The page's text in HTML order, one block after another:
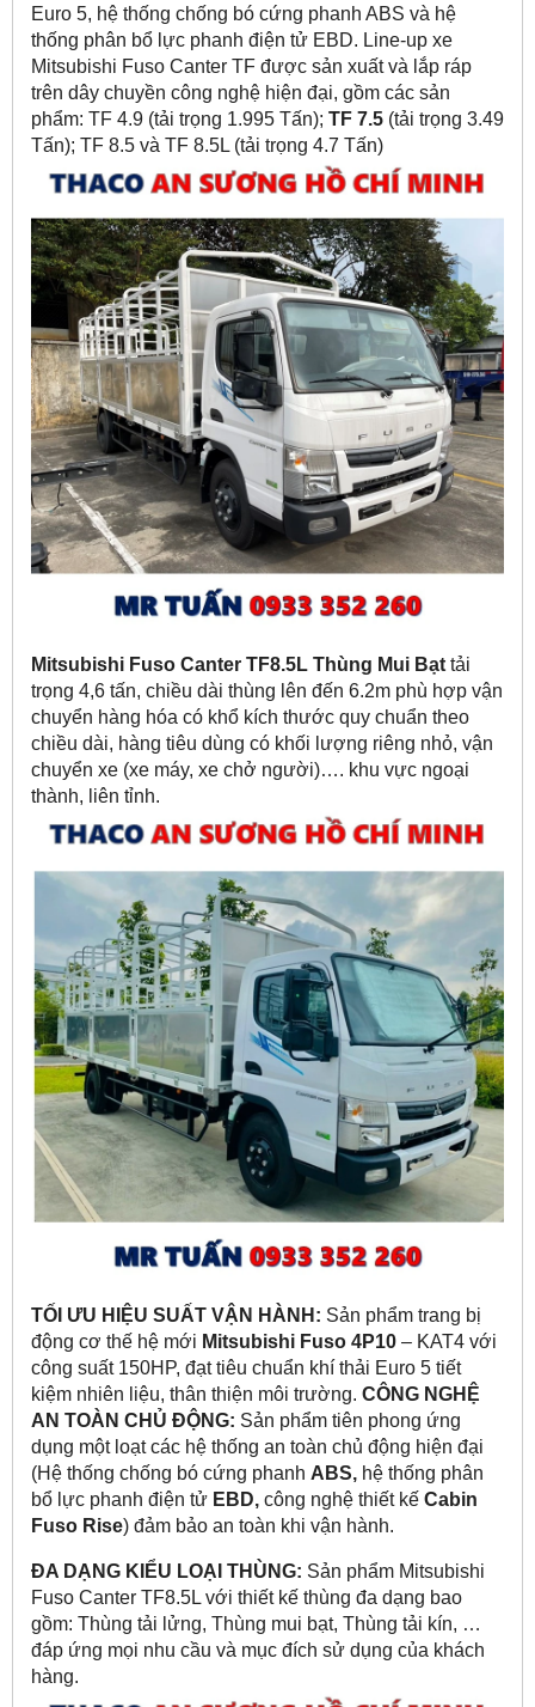
Euro 5, hệ thống chống bó cứng phanh ABS và hệ
thống phân bổ lực phanh điện tử EBD. Line-up xe
Mitsubishi Fuso Canter TF được sản xuất và lắp ráp
trên dây chuyền công nghệ hiện đại, gồm các sản
phẩm: TF 4.9 (tải trọng 1.995 Tấn); TF 7.5 (tải trọng 3.49
Tấn); TF 8.5 và TF 8.5L (tải trọng 4.7 Tấn)
Mitsubishi Fuso Canter TF8.5L Thùng Mui Bạt tải
trọng 4,6 tấn, chiều dài thùng lên đến 6.2m phù hợp vận
chuyển hàng hóa có khổ kích thước quy chuẩn theo
chiều dài, hàng tiêu dùng có khối lượng riêng nhỏ, vận
chuyển xe (xe máy, xe chở người)…. khu vực ngoại
thành, liên tỉnh.
TỐI ƯU HIỆU SUẤT VẬN HÀNH: Sản phẩm trang bị
động cơ thế hệ mới Mitsubishi Fuso 4P10 – KAT4 với
công suất 150HP, đạt tiêu chuẩn khí thải Euro 5 tiết
kiệm nhiên liệu, thân thiện môi trường. CÔNG NGHỆ
AN TOÀN CHỦ ĐỘNG: Sản phẩm tiên phong ứng
dụng một loạt các hệ thống an toàn chủ động hiện đại
(Hệ thống chống bó cứng phanh ABS, hệ thống phân
bổ lực phanh điện tử EBD, công nghệ thiết kế Cabin
Fuso Rise) đảm bảo an toàn khi vận hành.
ĐA DẠNG KIỂU LOẠI THÙNG: Sản phẩm Mitsubishi
Fuso Canter TF8.5L với thiết kế thùng đa dạng bao
gồm: Thùng tải lửng, Thùng mui bạt, Thùng tải kín, …
đáp ứng mọi nhu cầu và mục đích sử dụng của khách
hàng.